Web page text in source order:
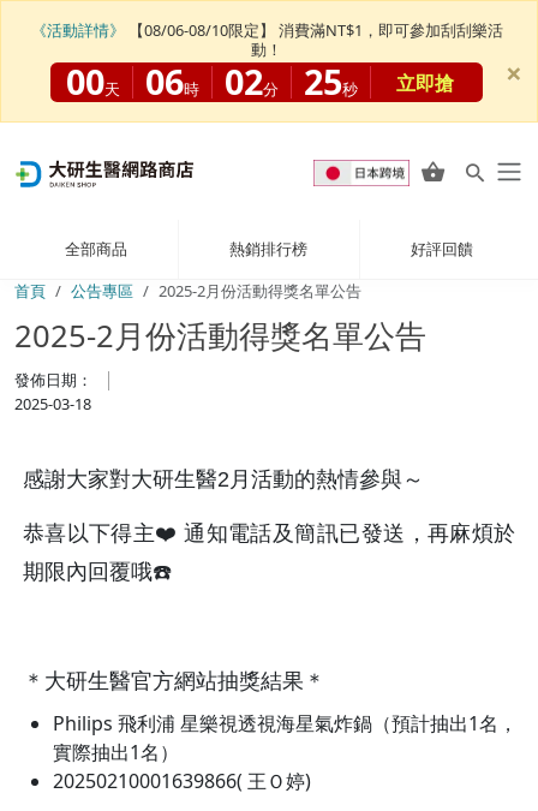
全部商品 熱銷排行榜
好評回饋
首頁
公告專區 2025-2月份活動得獎名單公告
2025-2月份活動得獎名單公告
發佈日期：
2025-03-18
感謝大家對大研生醫2月活動的熱情參與～
恭喜以下得主❤️ 通知電話及簡訊已發送，再麻煩於
期限內回覆哦☎️
＊大研生醫官方網站抽獎結果＊
Philips 飛利浦 星樂視透視海星氣炸鍋（預計抽出1名，
實際抽出1名）
20250210001639866( 王Ｏ婷)
《活動詳情》
【08/06-08/10限定】 消費滿NT$1，即可參加刮刮樂活
動！
00天 06時 02分 24秒 立即搶 ×